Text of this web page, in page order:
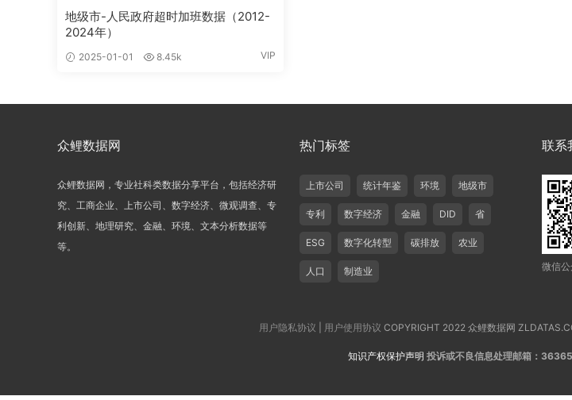
地级市-人民政府超时加班数据（2012-
2024年）
2025-01-01 8.45k VIP
众鲤数据网
众鲤数据网，专业社科类数据分享平台，包括经济研
究、工商企业、上市公司、数字经济、微观调查、专
利创新、地理研究、金融、环境、文本分析数据等
等。
热门标签
上市公司 统计年鉴 环境 地级市
专利 数字经济 金融 DID 省
ESG 数字化转型 碳排放 农业
人口 制造业
联系
微信
用户隐私协议 用户使用协议 COPYRIGHT 2022 众鲤数据网
知识产权保护声明 投诉或不良信息处理邮箱：